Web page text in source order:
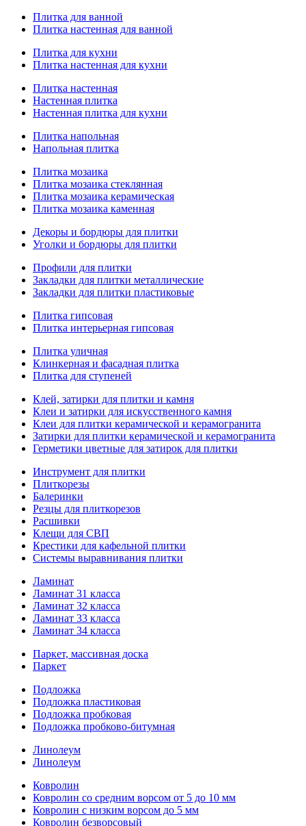
Плитка для ванной
Плитка настенная для ванной
Плитка для кухни
Плитка настенная для кухни
Плитка настенная
Настенная плитка
Настенная плитка для кухни
Плитка напольная
Напольная плитка
Плитка мозаика
Плитка мозаика стеклянная
Плитка мозаика керамическая
Плитка мозаика каменная
Декоры и бордюры для плитки
Уголки и бордюры для плитки
Профили для плитки
Закладки для плитки металлические
Закладки для плитки пластиковые
Плитка гипсовая
Плитка интерьерная гипсовая
Плитка уличная
Клинкерная и фасадная плитка
Плитка для ступеней
Клей, затирки для плитки и камня
Клеи и затирки для искусственного камня
Клеи для плитки керамической и керамогранита
Затирки для плитки керамической и керамогранита
Герметики цветные для затирок для плитки
Инструмент для плитки
Плиткорезы
Балеринки
Резцы для плиткорезов
Расшивки
Клещи для СВП
Крестики для кафельной плитки
Системы выравнивания плитки
Ламинат
Ламинат 31 класса
Ламинат 32 класса
Ламинат 33 класса
Ламинат 34 класса
Паркет, массивная доска
Паркет
Подложка
Подложка пластиковая
Подложка пробковая
Подложка пробково-битумная
Линолеум
Линолеум
Ковролин
Ковролин со средним ворсом от 5 до 10 мм
Ковролин с низким ворсом до 5 мм
Ковролин безворсовый